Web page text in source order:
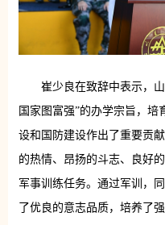
崔少良在致辞中表示，
国家图富强”的办学宗旨，
设和国防建设作出了重要贡
的热情、昂扬的斗志、良好
军事训练任务。通过军训，
了优良的意志品质，培养了